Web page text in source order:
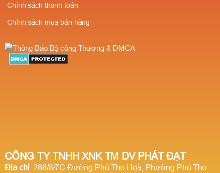
giới thiệu
CÔNG TY TNHH XNK TM DV PHÁT ĐẠT
Địa chỉ: 266/8/7C Đường Phú Thọ Hoà, Phường Phú Thọ
Chính sách thanh toán
Chính sách mua bán hàng